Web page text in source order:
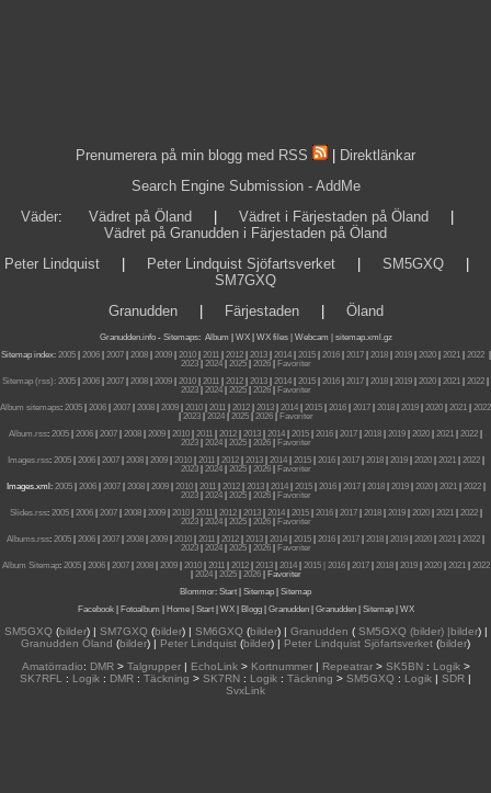
Prenumerera på min blogg med RSS
Direktlänkar
Search Engine Submission - AddMe
Väder: Vädret på Öland Vädret i Färjestaden på Öland
Vädret på Granudden i Färjestaden på Öland
Peter Lindquist
Peter Lindquist Sjöfartsverket SM5GXQ
SM7GXQ
Granudden| Färjestaden| Öland
Granudden.info- Sitemaps: Album WX WX files | Webcam |
sitemap.xml.gz
Sitemap index: 2005| 2006| 2007| 2008| 2009| 2010| 2011| 2012| 2013| 2014| 2015| 2016| 2017| 2018| 2019| 2020| 2021| 2022|
2023| 2024| 2025| 2026|
Favoriter
Sitemap (rss): 2005 2006 2007 2008 2009 2010 2011 2012 2013 2014 2015 2016 2017 2018 2019 2020 2021 2022
2023| 2024| 2025| 2026|
Favoriter
Album sitemaps: 2005 2006 2007 2008 2009 2010 2011 2012 2013 2014 2015 2016 2017 2018 2019 2020 2021
2022
2023| 2024| 2025| 2026|
Favoriter
Album.rss: 2005 2006 2007 2008 2009 2010 2011 2012 2013 2014 2015 2016 2017 2018 2019 2020 2021 2022
2023| 2024| 2025| 2026|
Favoriter
Images.rss: 2005| 2006| 2007| 2008| 2009| 2010| 2011| 2012| 2013| 2014| 2015| 2016| 2017| 2018| 2019| 2020| 2021| 2022|
2023| 2024| 2025| 2026|
Favoriter
Images.xml: 2005| 2006| 2007| 2008| 2009| 2010| 2011| 2012| 2013| 2014| 2015| 2016| 2017| 2018| 2019| 2020| 2021| 2022|
2023| 2024| 2025| 2026|
Favoriter
Slides.rss: 2005| 2006| 2007| 2008| 2009| 2010| 2011| 2012| 2013| 2014| 2015| 2016| 2017| 2018| 2019| 2020| 2021| 2022|
2023| 2024| 2025| 2026|
Favoriter
Albums.rss: 2005 2006 2007 2008 2009 2010 2011 2012 2013 2014 2015 2016 2017 2018 2019 2020 2021 2022
2023| 2024| 2025| 2026|
Favoriter
Album Sitemap: 2005| 2006| 2007| 2008| 2009| 2010| 2011| 2012| 2013| 2014| 2015 | 2016| 2017| 2018| 2019| 2020| 2021| 2022
2024| 2025| 2026|
Favoriter
Blommor: Start Sitemap
Sitemap
Facebook| Fotoalbum Home| Start| WX| Blogg| Granudden| Granudden| Sitemap| WX
SM5GXQ(bilder) | SM7GXQ(bilder) | SM6GXQ(bilder) | Granudden (SM5GXQ (bilder) |bilder) |
Granudden Öland (bilder) | Peter Lindquist (bilder) | Peter Lindquist Sjöfartsverket (bilder)
Amatörradio: DMR> Talgrupper| EchoLink> Kortnummer| Repeatrar> SK5BN: Logik>
SK7RFL
: Logik : DMR : Täckning > SK7RN : Logik : Täckning > SM5GXQ : Logik | SDR |
SvxLink